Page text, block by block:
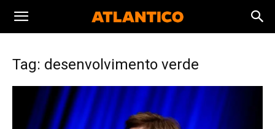
Tag: desenvolvimento verde